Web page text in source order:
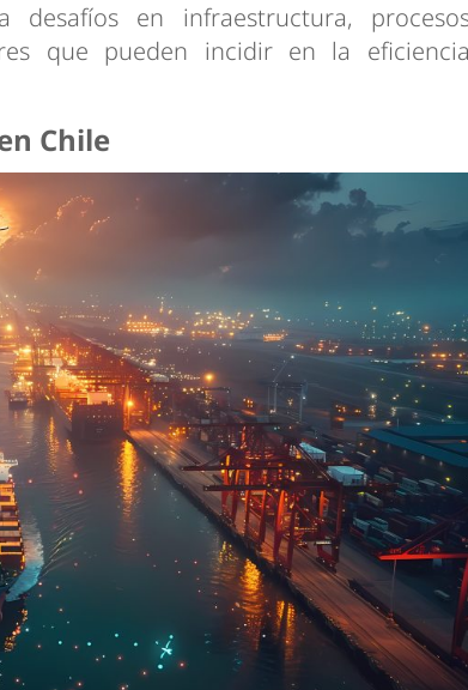
en infraestructura,
que pueden incidir en la
Chile